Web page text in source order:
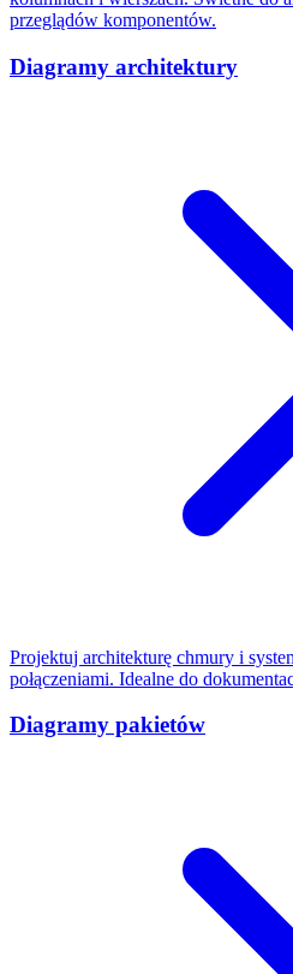
przeglądów komponentów.
Diagramy architektury
Projektuj architekturę chmury i
połączeniami. Idealne do
Diagramy pakietów